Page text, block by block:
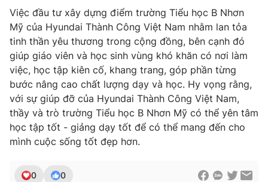
Việc đầu tư xây dựng điểm trường Tiểu học B Nhơn
Mỹ của Hyundai Thành Công Việt Nam nhằm lan tỏa
tinh thần yêu thương trong cộng đồng, bên cạnh đó
giúp giáo viên và học sinh vùng khó khăn có nơi làm
việc, học tập kiên cố, khang trang, góp phần từng
bước nâng cao chất lượng dạy và học. Hy vọng rằng,
với sự giúp đỡ của Hyundai Thành Công Việt Nam,
thầy và trò trường Tiểu học B Nhơn Mỹ có thể yên tâm
học tập tốt - giảng dạy tốt để có thể mang đến cho
mình cuộc sống tốt đẹp hơn.
0 0